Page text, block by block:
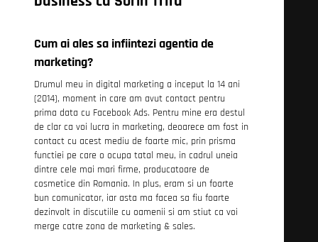
Cum ai ales sa infiintezi agentia de
marketing?
Drumul meu in digital marketing a inceput la 14 ani
(2014), moment in care am avut contact pentru
prima data cu Facebook Ads. Pentru mine era destul
de clar ca voi lucra in marketing, deoarece am fost in
contact cu acest mediu de foarte mic, prin prisma
functiei pe care o ocupa tatal meu, in cadrul uneia
dintre cele mai mari firme, producatoare de
cosmetice din Romania. In plus, eram si un foarte
bun comunicator, iar asta ma facea sa fiu foarte
dezinvolt in discutiile cu oamenii si am stiut ca voi
merge catre zona de marketing & sales.